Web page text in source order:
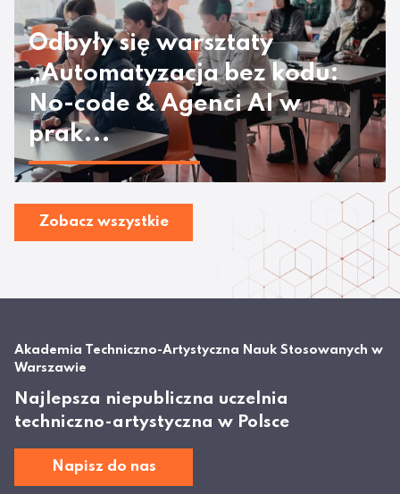
Odbyły się warsztaty
„Automatyzacja bez kodu:
No-code & Agenci AI w
prak...
Zobacz wszystkie
Akademia Techniczno-Artystyczna Nauk Stosowanych w
Warszawie
Najlepsza niepubliczna uczelnia
techniczno-artystyczna w Polsce
Napisz do nas